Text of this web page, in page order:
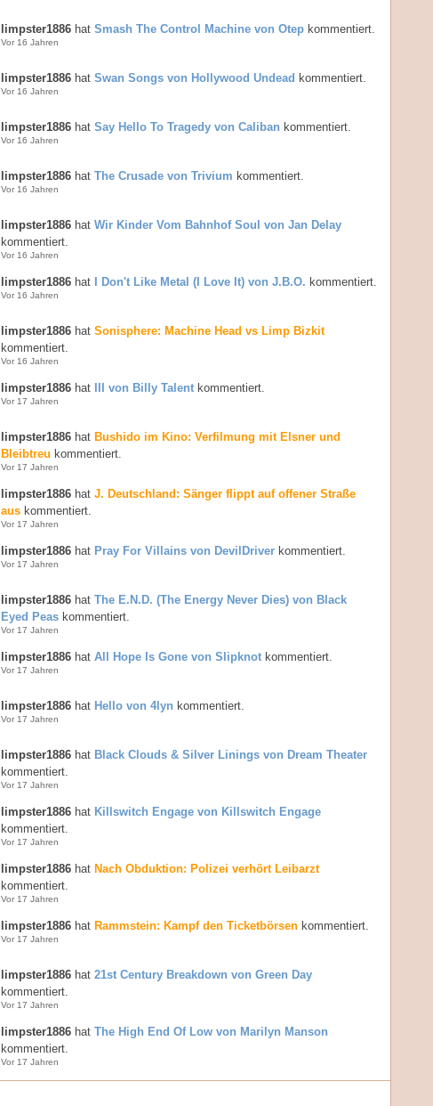
limpster1886 hat Smash The Control Machine von Otep kommentiert.
Vor 16 Jahren
limpster1886 hat Swan Songs von Hollywood Undead kommentiert.
Vor 16 Jahren
limpster1886 hat Say Hello To Tragedy von Caliban kommentiert.
Vor 16 Jahren
limpster1886 hat The Crusade von Trivium kommentiert.
Vor 16 Jahren
limpster1886 hat Wir Kinder Vom Bahnhof Soul von Jan Delay
kommentiert.
Vor 16 Jahren
limpster1886 hat I Don't Like Metal (I Love It) von J.B.O. kommentiert.
Vor 16 Jahren
limpster1886 hat Sonisphere: Machine Head vs Limp Bizkit
kommentiert.
Vor 16 Jahren
limpster1886 hat III von Billy Talent kommentiert.
Vor 17 Jahren
limpster1886 hat Bushido im Kino: Verfilmung mit Elsner und
Bleibtreu kommentiert.
Vor 17 Jahren
limpster1886 hat J. Deutschland: Sänger flippt auf offener Straße
aus kommentiert.
Vor 17 Jahren
limpster1886 hat Pray For Villains von DevilDriver kommentiert.
Vor 17 Jahren
limpster1886 hat The E.N.D. (The Energy Never Dies) von Black
Eyed Peas kommentiert.
Vor 17 Jahren
limpster1886 hat All Hope Is Gone von Slipknot kommentiert.
Vor 17 Jahren
limpster1886 hat Hello von 4lyn kommentiert.
Vor 17 Jahren
limpster1886 hat Black Clouds & Silver Linings von Dream Theater
kommentiert.
Vor 17 Jahren
limpster1886 hat Killswitch Engage von Killswitch Engage
kommentiert.
Vor 17 Jahren
limpster1886 hat Nach Obduktion: Polizei verhört Leibarzt
kommentiert.
Vor 17 Jahren
limpster1886 hat Rammstein: Kampf den Ticketbörsen kommentiert.
Vor 17 Jahren
limpster1886 hat 21st Century Breakdown von Green Day
kommentiert.
Vor 17 Jahren
limpster1886 hat The High End Of Low von Marilyn Manson
kommentiert.
Vor 17 Jahren